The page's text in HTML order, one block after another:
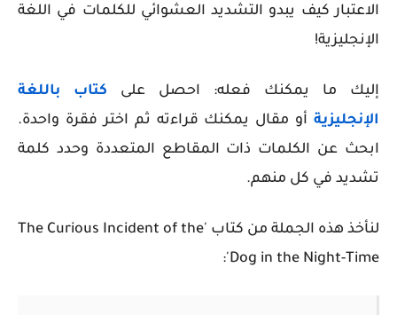
الاعتبار كيف يبدو التشديد العشوائي للكلمات في اللغة
الإنجليزية!
إليك ما يمكنك فعله: احصل على كتاب باللغة
الإنجليزية أو مقال يمكنك قراءته ثم اختر فقرة واحدة.
ابحث عن الكلمات ذات المقاطع المتعددة وحدد كلمة
تشديد في كل منهم.
لنأخذ هذه الجملة من كتاب 'The Curious Incident of the
Dog in the Night-Time':